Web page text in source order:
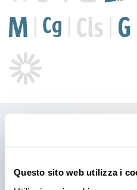
Questo sito web utilizza i
Products